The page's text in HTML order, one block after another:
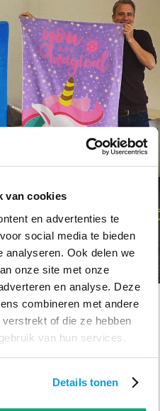
van cookies
en advertenties te
social media te bieden
analyseren. Ook delen we
onze site met onze
en analyse. Deze
combineren met andere
of die ze hebben
van hun services.
Details tonen
trots op Erik-Jan en
ontvingen. Daarom
voor het behalen van
gaan langzaam